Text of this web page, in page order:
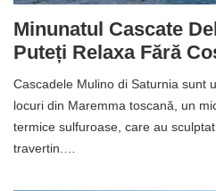
Minunatul Cascate
Puteți Relaxa Fără
Cascadele Mulino di Saturnia sunt
locuri din Maremma toscană, un
termice sulfuroase, care au
travertin.…